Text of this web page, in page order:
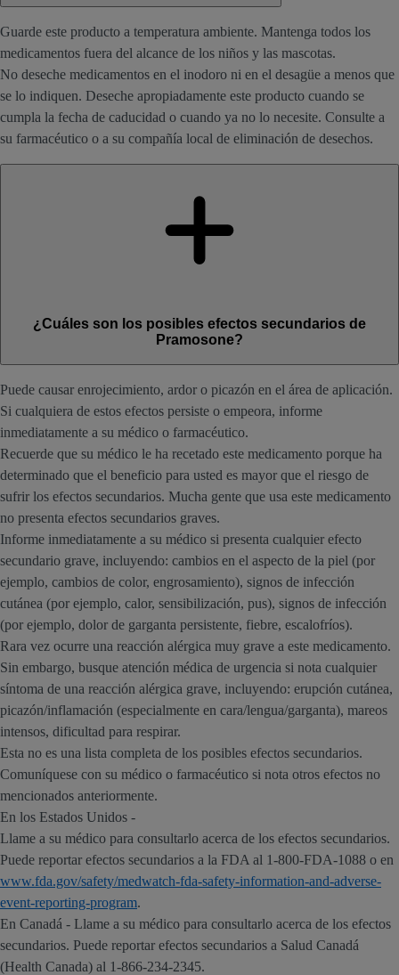
Guarde este producto a temperatura ambiente. Mantenga todos los
medicamentos fuera del alcance de los niños y las mascotas.
No deseche medicamentos en el inodoro ni en el desagüe a menos que
se lo indiquen. Deseche apropiadamente este producto cuando se
cumpla la fecha de caducidad o cuando ya no lo necesite. Consulte a
su farmacéutico o a su compañía local de eliminación de desechos.
¿Cuáles son los posibles efectos secundarios de
Pramosone?
Puede causar enrojecimiento, ardor o picazón en el área de aplicación.
Si cualquiera de estos efectos persiste o empeora, informe
inmediatamente a su médico o farmacéutico.
Recuerde que su médico le ha recetado este medicamento porque ha
determinado que el beneficio para usted es mayor que el riesgo de
sufrir los efectos secundarios. Mucha gente que usa este medicamento
no presenta efectos secundarios graves.
Informe inmediatamente a su médico si presenta cualquier efecto
secundario grave, incluyendo: cambios en el aspecto de la piel (por
ejemplo, cambios de color, engrosamiento), signos de infección
cutánea (por ejemplo, calor, sensibilización, pus), signos de infección
(por ejemplo, dolor de garganta persistente, fiebre, escalofríos).
Rara vez ocurre una reacción alérgica muy grave a este medicamento.
Sin embargo, busque atención médica de urgencia si nota cualquier
síntoma de una reacción alérgica grave, incluyendo: erupción cutánea,
picazón/inflamación (especialmente en cara/lengua/garganta), mareos
intensos, dificultad para respirar.
Esta no es una lista completa de los posibles efectos secundarios.
Comuníquese con su médico o farmacéutico si nota otros efectos no
mencionados anteriormente.
En los Estados Unidos -
Llame a su médico para consultarlo acerca de los efectos secundarios.
Puede reportar efectos secundarios a la FDA al 1-800-FDA-1088 o en
www.fda.gov/safety/medwatch-fda-safety-information-and-adverse-
event-reporting-program.
En Canadá - Llame a su médico para consultarlo acerca de los efectos
secundarios. Puede reportar efectos secundarios a Salud Canadá
(Health Canada) al 1-866-234-2345.